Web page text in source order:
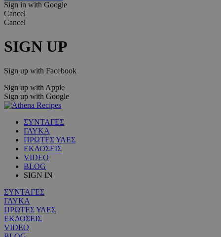
Sign in with Google
Cancel
Cancel
SIGN UP
Sign up with Facebook
Sign up with Apple
Sign up with Google
ΣΥΝΤΑΓΕΣ
ΓΛΥΚΑ
ΠΡΩΤΕΣ ΥΛΕΣ
ΕΚΔΟΣΕΙΣ
VIDEO
BLOG
SIGN IN
ΣΥΝΤΑΓΕΣ
ΓΛΥΚΑ
ΠΡΩΤΕΣ ΥΛΕΣ
ΕΚΔΟΣΕΙΣ
VIDEO